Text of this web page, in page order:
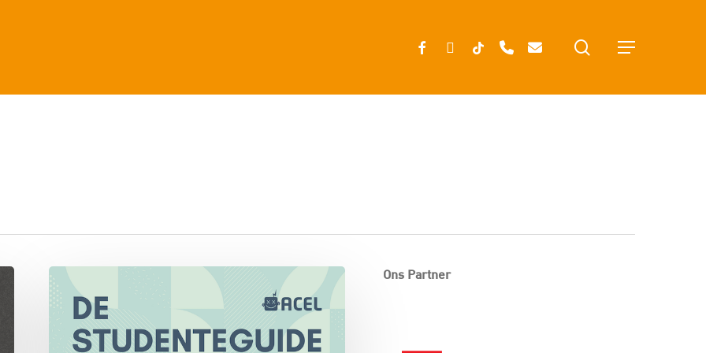
Menu
search
FACEBOOK
INSTAGRAM
TIKTOKPHONEEMAIL
Ons Partner